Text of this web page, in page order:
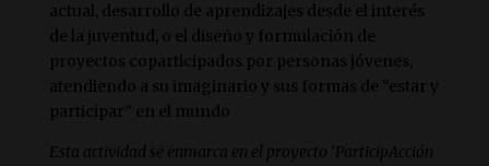
actual, desarrollo de aprendizajes desde el interés
de la juventud, o el diseño y formulación de
proyectos coparticipados por personas jóvenes,
atendiendo a su imaginario y sus formas de “estar y
participar” en el mundo
Esta actividad se enmarca en el proyecto ‘ParticipAcción